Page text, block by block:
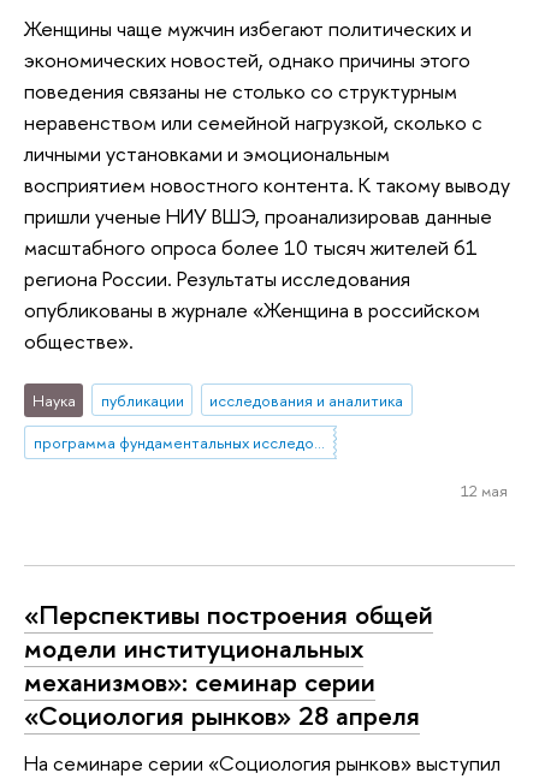
Женщины чаще мужчин избегают политических и
экономических новостей, однако причины этого
поведения связаны не столько со структурным
неравенством или семейной нагрузкой, сколько с
личными установками и эмоциональным
восприятием новостного контента. К такому выводу
пришли ученые НИУ ВШЭ, проанализировав данные
масштабного опроса более 10 тысяч жителей 61
региона России. Результаты исследования
опубликованы в журнале «Женщина в российском
обществе».
Наука публикации
исследования и аналитика
программа фундаментальных исследований
12 мая
«Перспективы построения общей
модели институциональных
механизмов»: семинар серии
«Социология рынков» 28 апреля
На семинаре серии «Социология рынков» выступил